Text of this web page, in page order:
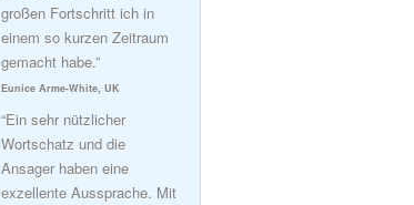
großen Fortschritt ich in
einem so kurzen Zeitraum
gemacht habe.”
Eunice Arme-White, UK
“Ein sehr nützlicher
Wortschatz und die
Ansager haben eine
exzellente Aussprache. Mit